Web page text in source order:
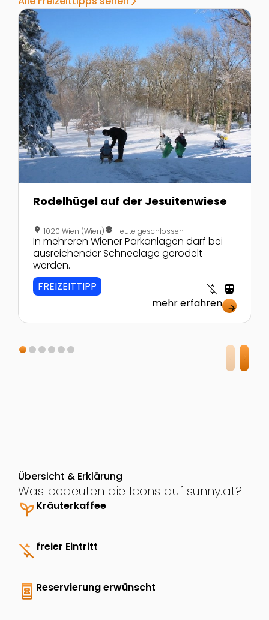
Zur Detailseite von Rodelhügel auf der Jesuitenwiese
Rodelhügel auf der Jesuitenwiese
location_on 1020 Wien (Wien)nest_clock_farsight_analog Heute geschlossen
In mehreren Wiener Parkanlagen darf bei
ausreichender Schneelage gerodelt
werden.
FREIZEITTIPP
money_off directions_transit
mehr erfahren arrow_forward
Übersicht & Erklärung
Was bedeuten die Icons auf sunny.at?
psychiatryKräuterkaffee
money_off freier Eintritt
book_online Reservierung erwünscht